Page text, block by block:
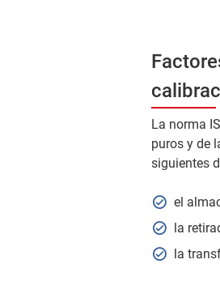
La norma
puros y de
siguientes
el
la
la